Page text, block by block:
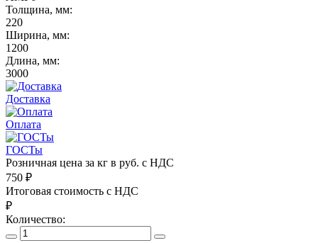
Толщина, мм:
220
Ширина, мм:
1200
Длина, мм:
3000
Доставка
Оплата
ГОСТы
Розничная цена за кг в руб. с НДС
750 ₽
Итоговая стоимость с НДС
₽
Количество: